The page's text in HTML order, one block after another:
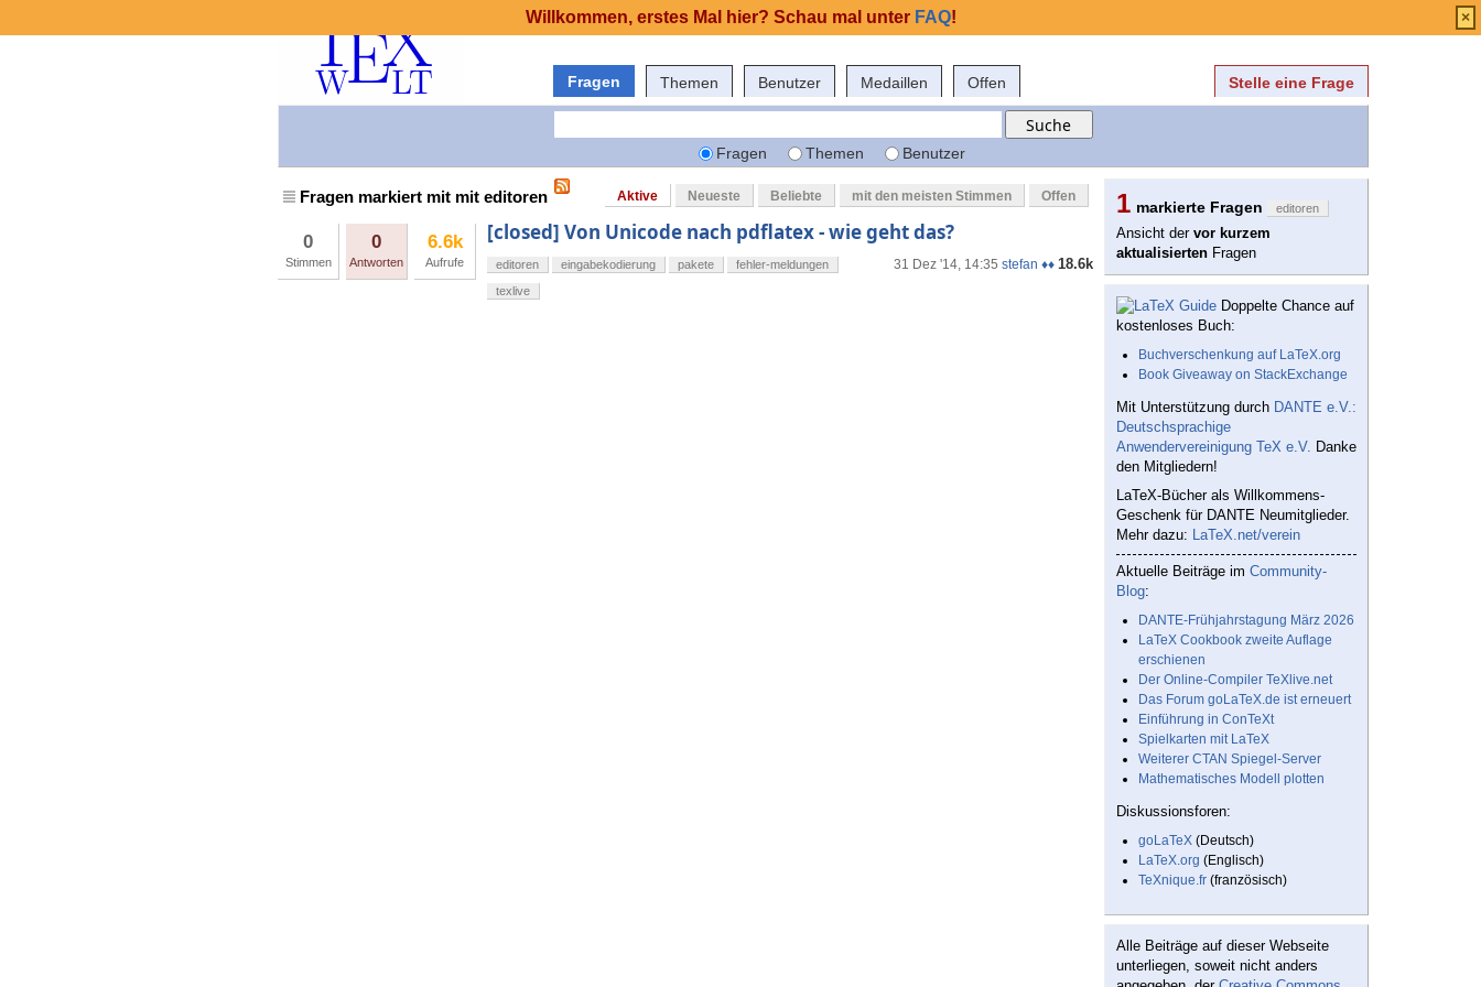
Fragen Themen Benutzer Medaillen Offen Stelle eine Frage
Fragen Themen Benutzer
Fragen markiert mit mit editoren Aktive Neueste Beliebte mit den meisten Stimmen Offen
0
Stimmen
0
Antworten
6.6k
Aufrufe
[closed] Von Unicode nach pdflatex - wie geht das?
31 Dez '14, 14:35 stefan ♦♦ 18.6k
editoren eingabekodierung pakete
fehler-meldungen
texlive
1 markierte Fragen editoren
Ansicht der vor kurzem
aktualisierten Fragen
Doppelte Chance auf
kostenloses Buch:
Buchverschenkung auf LaTeX.org
Book Giveaway on StackExchange
Mit Unterstützung durch DANTE e.V.:
Deutschsprachige
Anwendervereinigung TeX e.V. Danke
den Mitgliedern!
LaTeX-Bücher als Willkommens-
Geschenk für DANTE Neumitglieder.
Mehr dazu: LaTeX.net/verein
Aktuelle Beiträge im Community-
Blog:
DANTE-Frühjahrstagung März 2026
LaTeX Cookbook zweite Auflage
erschienen
Der Online-Compiler TeXlive.net
Das Forum goLaTeX.de ist erneuert
Einführung in ConTeXt
Spielkarten mit LaTeX
Weiterer CTAN Spiegel-Server
Mathematisches Modell plotten
Diskussionsforen:
goLaTeX (Deutsch)
LaTeX.org (Englisch)
TeXnique.fr (französisch)
Alle Beiträge auf dieser Webseite
unterliegen, soweit nicht anders
Willkommen, erstes Mal hier? Schau mal unter FAQ! ×